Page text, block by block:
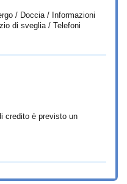
/ Doccia / Informazioni
di sveglia / Telefoni
credito è previsto un